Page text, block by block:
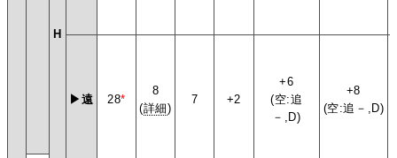
H
▶遠 28*
8
(詳細)
7 +2
+6
(空:追
－,D)
+8
(空:追－,D)